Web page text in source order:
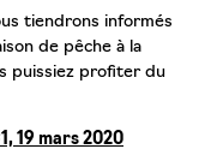
tiendrons informés
de pêche à la
puissiez profiter du
19 mars 2020